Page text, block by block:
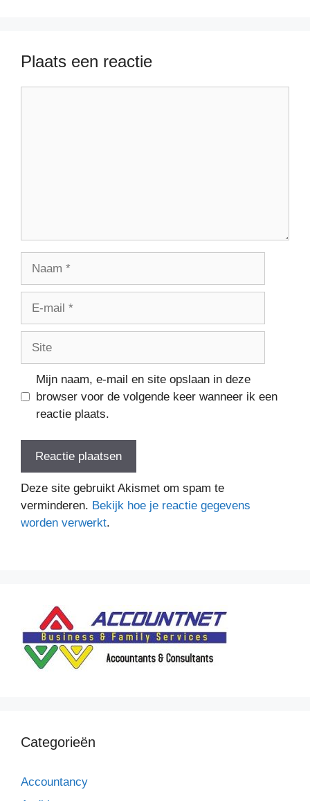
Plaats een reactie
Mijn naam, e-mail en site opslaan in deze
browser voor de volgende keer wanneer ik een
reactie plaats.
Deze site gebruikt Akismet om spam te
verminderen. Bekijk hoe je reactie gegevens
worden verwerkt.
Categorieën
Accountancy